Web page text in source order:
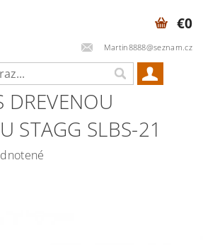
Martin8888@seznam.cz
€0
DREVENOU
STAGG SLBS-21